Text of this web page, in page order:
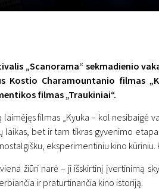
„Scanorama“ sekmadienio
Kostio Charamountanio filmas
filmas „Traukiniai“.
laimėjęs filmas „Kyuka – kol
laikas, bet ir tam tikras gyvenimo
eksperimentiniu kino
žiūri narė – ji išskirtinį įvertinimą
ir praturtinančia kino istoriją.